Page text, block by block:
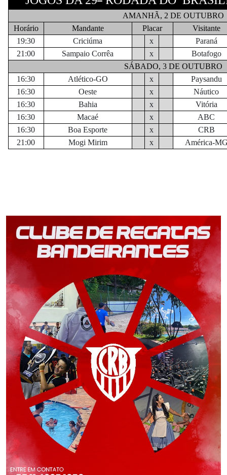
AMANHÃ, 2 DE OUTUBRO
Horário
Mandante Placar
Visitante
19:30
Criciúma x
Paraná
21:00
Sampaio Corrêa x
Botafogo
SÁBADO, 3 DE OUTUBRO
16:30
Atlético-GO x
Paysandu
16:30
Oeste x
Náutico
16:30
Bahia x
Vitória
16:30
Macaé x
ABC
16:30
Boa Esporte x
CRB
21:00
Mogi Mirim x América-